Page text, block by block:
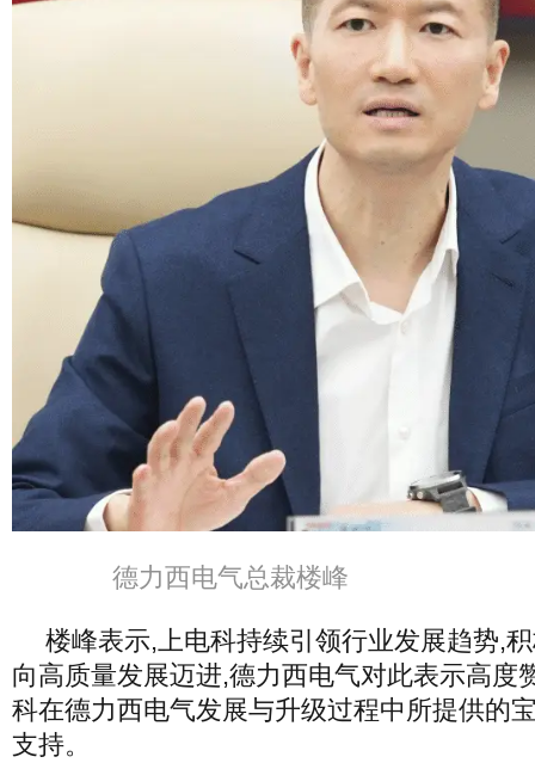
德力西电气总裁楼峰
楼峰表示,上电科持续引领行业发展趋势,
向高质量发展迈进,德力西电气对此表示高度
科在德力西电气发展与升级过程中所提供的
支持。